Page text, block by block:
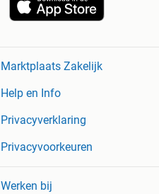
Marktplaats Zakelijk
Help en Info
Privacyverklaring
Privacyvoorkeuren
Werken bij